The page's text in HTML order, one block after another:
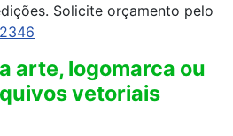
Solicite orçamento pelo
arte, logomarca ou
vetoriais